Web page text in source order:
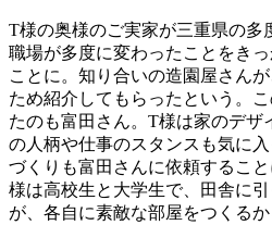
T様の奥様のご実家が三重県の多
職場が多度に変わったことをき
ことに。知り合いの造園屋さん
ため紹介してもらったという。
たのも富田さん。T様は家のデザ
の人柄や仕事のスタンスも気に
づくりも富田さんに依頼するこ
様は高校生と大学生で、田舎に
が、各自に素敵な部屋をつくる